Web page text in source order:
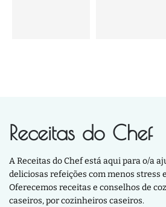
Receitas do Chef
A Receitas do Chef está aqui para o/a
deliciosas refeições com menos stress
Oferecemos receitas e conselhos de
caseiros, por cozinheiros caseiros.